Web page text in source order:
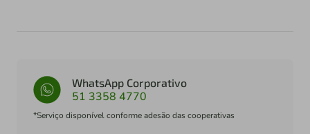
WhatsApp Corporativo
51 3358 4770
*Serviço disponível conforme adesão das cooperativas